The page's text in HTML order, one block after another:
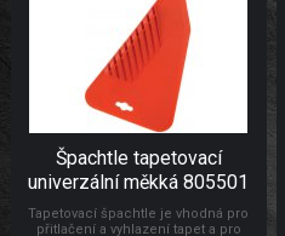
Špachtle tapetovací
univerzální měkká 805501
Tapetovací špachtle je vhodná pro
přitlačení a vyhlazení tapet a pro